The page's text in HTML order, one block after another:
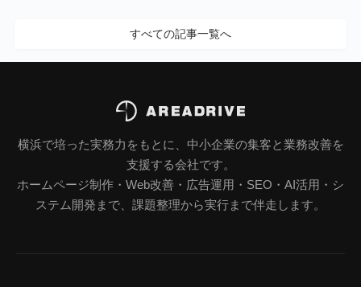
すべての記事一覧へ
横浜で培った実務力をもとに、中小企業の集客と業務改善を
支援する会社です。
ホームページ制作・Web改善・広告運用・SEO・AI活用・シ
ステム開発まで、課題整理から実行まで伴走します。